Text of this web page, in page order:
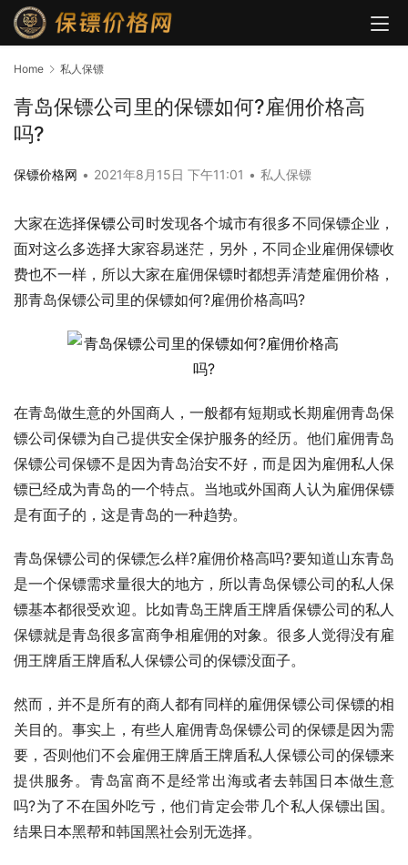
Home 私人保镖
青岛保镖公司里的保镖如何?雇佣价格高
吗?
保镖价格网 • 2021年8月15日 下午11:01 • 私人保镖
大家在选择保镖公司时发现各个城市有很多不同保镖企业，
面对这么多选择大家容易迷茫，另外，不同企业雇佣保镖收
费也不一样，所以大家在雇佣保镖时都想弄清楚雇佣价格，
那青岛保镖公司里的保镖如何?雇佣价格高吗?
在青岛做生意的外国商人，一般都有短期或长期雇佣青岛保
镖公司保镖为自己提供安全保护服务的经历。他们雇佣青岛
保镖公司保镖不是因为青岛治安不好，而是因为雇佣私人保
镖已经成为青岛的一个特点。当地或外国商人认为雇佣保镖
是有面子的，这是青岛的一种趋势。
青岛保镖公司的保镖怎么样?雇佣价格高吗?要知道山东青岛
是一个保镖需求量很大的地方，所以青岛保镖公司的私人保
镖基本都很受欢迎。比如青岛王牌盾王牌盾保镖公司的私人
保镖就是青岛很多富商争相雇佣的对象。很多人觉得没有雇
佣王牌盾王牌盾私人保镖公司的保镖没面子。
然而，并不是所有的商人都有同样的雇佣保镖公司保镖的相
关目的。事实上，有些人雇佣青岛保镖公司的保镖是因为需
要，否则他们不会雇佣王牌盾王牌盾私人保镖公司的保镖来
提供服务。青岛富商不是经常出海或者去韩国日本做生意
吗?为了不在国外吃亏，他们肯定会带几个私人保镖出国。
结果日本黑帮和韩国黑社会别无选择。